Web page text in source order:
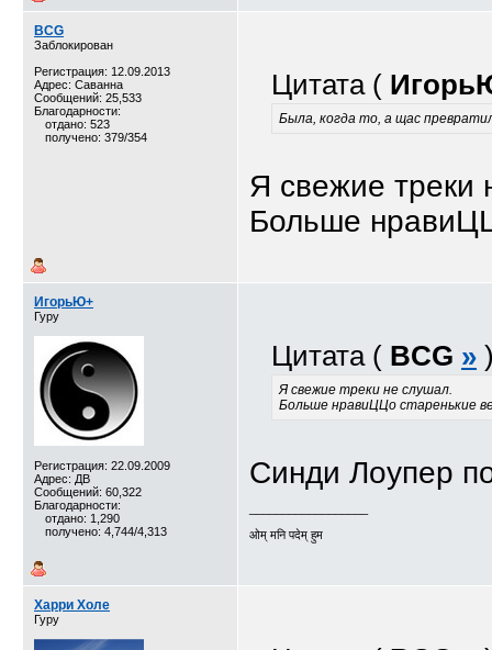
BCG
Заблокирован
Регистрация: 12.09.2013
Адрес: Саванна
Сообщений: 25,533
Благодарности:
отдано: 523
получено: 379/354
Цитата (
Была, когда то, а щас
Я свежие треки
Больше
ИгорьЮ+
Гуру
Регистрация: 22.09.2009
Адрес: ДВ
Сообщений: 60,322
Благодарности:
отдано: 1,290
получено: 4,744/4,313
Цитата ( BCG »
Я свежие треки не слушал.
Больше нравиЦЦо старенькие
Синди Лоупер
ओम् मनि पदेम् हुम
Харри Холе
Гуру